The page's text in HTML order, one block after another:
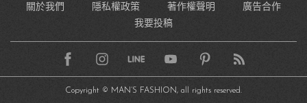
關於我們 隱私權政策 著作權聲明
廣告合作
我要投稿
Copyright © MAN’S FASHION, all rights reserved.